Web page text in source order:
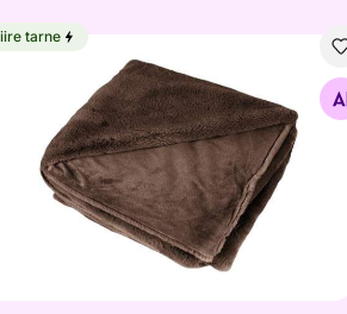
pleed Heaven Dark Taupe
Otsi sarnaseid
tarne